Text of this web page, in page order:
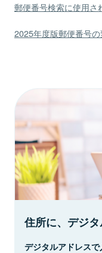
郵便番号検索に使用さ
2025年度版郵便番号
住所に、デジタ
デジタルアドレスで